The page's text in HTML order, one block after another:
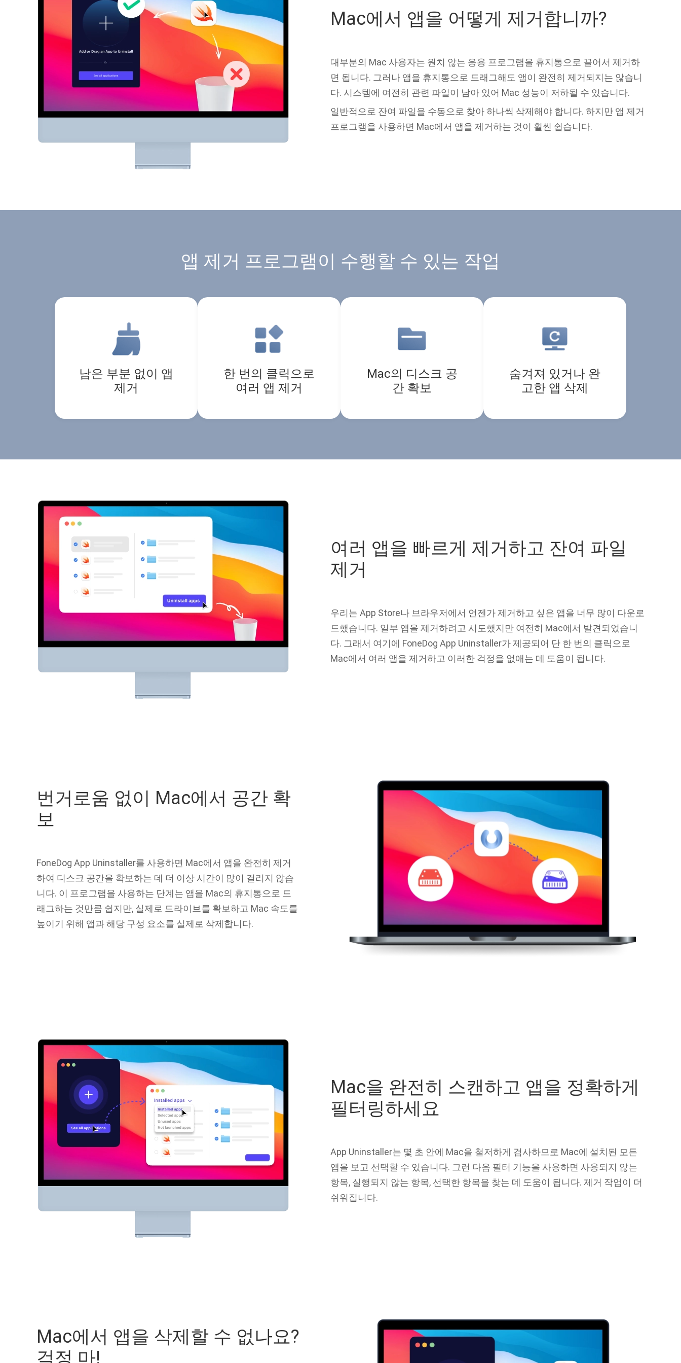
Mac에서 앱을 어떻게 제거합니까?
대부분의 Mac 사용자는 원치 않는 응용 프로그램을 휴지통으로 끌어서 제거하
면 됩니다. 그러나 앱을 휴지통으로 드래그해도 앱이 완전히 제거되지는 않습니
다. 시스템에 여전히 관련 파일이 남아 있어 Mac 성능이 저하될 수 있습니다.
일반적으로 잔여 파일을 수동으로 찾아 하나씩 삭제해야 합니다. 하지만 앱 제거
프로그램을 사용하면 Mac에서 앱을 제거하는 것이 훨씬 쉽습니다.
앱 제거 프로그램이 수행할 수 있는 작업
남은 부분 없이 앱
제거
한 번의 클릭으로
여러 앱 제거
Mac의 디스크 공
간 확보
숨겨져 있거나 완
고한 앱 삭제
여러 앱을 빠르게 제거하고 잔여 파일
제거
우리는 App Store나 브라우저에서 언젠가 제거하고 싶은 앱을 너무 많이 다운로
드했습니다. 일부 앱을 제거하려고 시도했지만 여전히 Mac에서 발견되었습니
다. 그래서 여기에 FoneDog App Uninstaller가 제공되어 단 한 번의 클릭으로
Mac에서 여러 앱을 제거하고 이러한 걱정을 없애는 데 도움이 됩니다.
번거로움 없이 Mac에서 공간 확
보
FoneDog App Uninstaller를 사용하면 Mac에서 앱을 완전히 제거
하여 디스크 공간을 확보하는 데 더 이상 시간이 많이 걸리지 않습
니다. 이 프로그램을 사용하는 단계는 앱을 Mac의 휴지통으로 드
래그하는 것만큼 쉽지만, 실제로 드라이브를 확보하고 Mac 속도를
높이기 위해 앱과 해당 구성 요소를 실제로 삭제합니다.
Mac을 완전히 스캔하고 앱을 정확하게
필터링하세요
App Uninstaller는 몇 초 안에 Mac을 철저하게 검사하므로 Mac에 설치된 모든
앱을 보고 선택할 수 있습니다. 그런 다음 필터 기능을 사용하면 사용되지 않는
항목, 실행되지 않는 항목, 선택한 항목을 찾는 데 도움이 됩니다. 제거 작업이 더
쉬워집니다.
Mac에서 앱을 삭제할 수 없나요?
걱정 마!